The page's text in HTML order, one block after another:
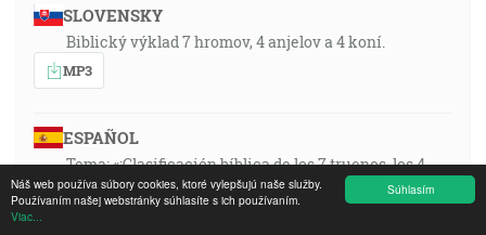
Súhlasím
Náš web používa súbory cookies, ktoré vylepšujú naše služby.
Používaním našej webstránky súhlasíte s ich používaním.
Viac...
SLOVENSKY
Biblický výklad 7 hromov, 4 anjelov a 4 koní.
MP3
ESPAÑOL
Tema: «¡Clasificación bíblica de los 7 truenos, los 4
ángeles y los 4 caballos!»